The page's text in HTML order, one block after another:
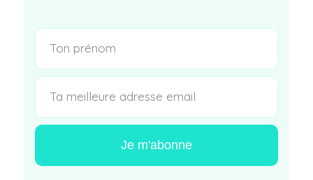
Je m'abonne